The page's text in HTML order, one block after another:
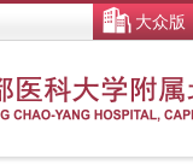
大众版